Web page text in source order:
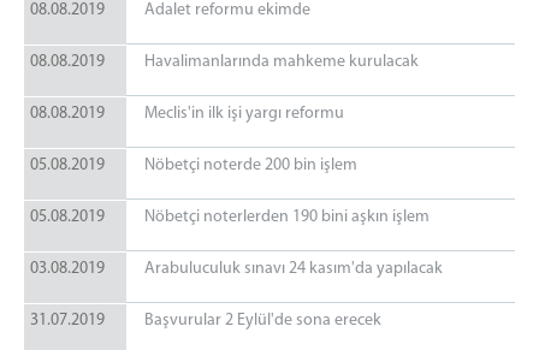
08.08.2019 Adalet reformu ekimde
08.08.2019 Havalimanlarında mahkeme kurulacak
08.08.2019 Meclis'in ilk işi yargı reformu
05.08.2019 Nöbetçi noterde 200 bin işlem
05.08.2019 Nöbetçi noterlerden 190 bini aşkın işlem
03.08.2019 Arabuluculuk sınavı 24 kasım'da yapılacak
31.07.2019 Başvurular 2 Eylül'de sona erecek